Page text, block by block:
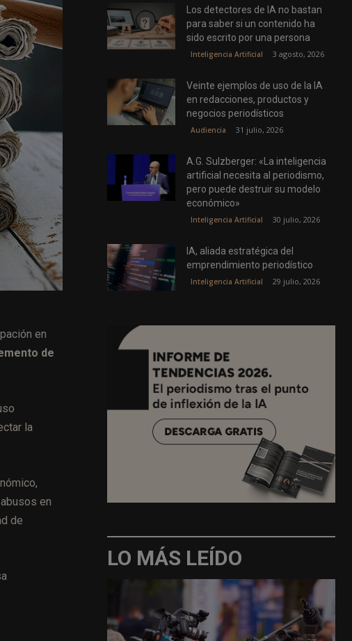
en
de
la
en
de
Los detectores de IA no bastan
para saber si un contenido ha
sido escrito por una persona
Inteligencia Artificial 3 agosto, 2026
Veinte ejemplos de uso de la IA
en redacciones, productos y
negocios periodísticos
Audiencia 31 julio, 2026
A.G. Sulzberger: «La inteligencia
artificial necesita al periodismo,
pero puede destruir su modelo
económico»
Inteligencia Artificial 30 julio, 2026
IA, aliada estratégica del
emprendimiento periodístico
Inteligencia Artificial 29 julio, 2026
LO MÁS LEÍDO